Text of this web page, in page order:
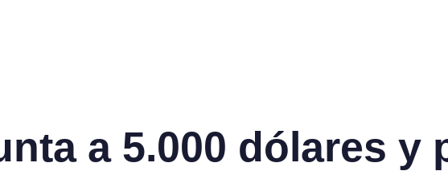
a 5.000 dólares y